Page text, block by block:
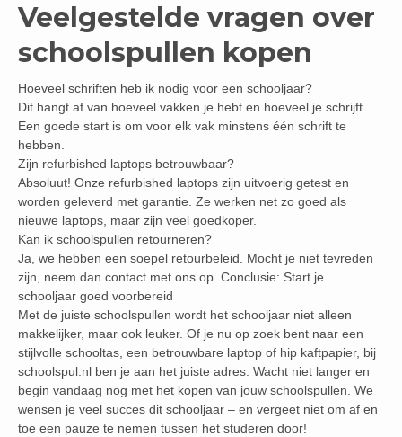
Veelgestelde vragen over
schoolspullen kopen
Hoeveel schriften heb ik nodig voor een schooljaar?
Dit hangt af van hoeveel vakken je hebt en hoeveel je schrijft.
Een goede start is om voor elk vak minstens één schrift te
hebben.
Zijn refurbished laptops betrouwbaar?
Absoluut! Onze refurbished laptops zijn uitvoerig getest en
worden geleverd met garantie. Ze werken net zo goed als
nieuwe laptops, maar zijn veel goedkoper.
Kan ik schoolspullen retourneren?
Ja, we hebben een soepel retourbeleid. Mocht je niet tevreden
zijn, neem dan contact met ons op. Conclusie: Start je
schooljaar goed voorbereid
Met de juiste schoolspullen wordt het schooljaar niet alleen
makkelijker, maar ook leuker. Of je nu op zoek bent naar een
stijlvolle schooltas, een betrouwbare laptop of hip kaftpapier, bij
schoolspul.nl ben je aan het juiste adres. Wacht niet langer en
begin vandaag nog met het kopen van jouw schoolspullen. We
wensen je veel succes dit schooljaar – en vergeet niet om af en
toe een pauze te nemen tussen het studeren door!